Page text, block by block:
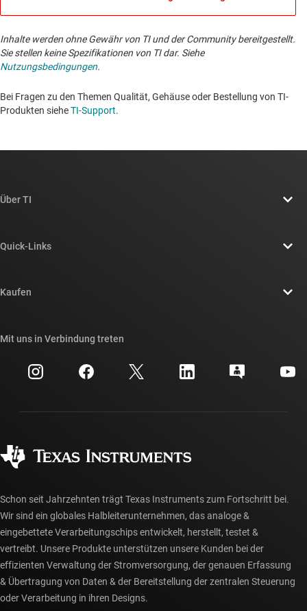
Inhalte werden ohne Gewähr von TI und der Community bereitgestellt.
Sie stellen keine Spezifikationen von TI dar. Siehe
Nutzungsbedingungen.
Bei Fragen zu den Themen Qualität, Gehäuse oder Bestellung von TI-
Produkten sieheTI-Support. ​​​​​​​​​​​​​​
Über TI
Newsroom
Investorenbeziehungen
Fertigung
Quick-Links
Querverweis-Suche
Kundensupportzentrum
myTI-Konto FAQs
Kaufen
Häufig gestellte Fragen zu Bestellungen
Mit uns in Verbindung treten
Schon seit Jahrzehnten trägt Texas Instruments zum Fortschritt bei.
Wir sind ein globales Halbleiterunternehmen, das analoge &
eingebettete Verarbeitungschips entwickelt, herstellt, testet &
vertreibt. Unsere Produkte unterstützen unsere Kunden bei der
effizienten Verwaltung der Stromversorgung, der genauen Erfassung
& Übertragung von Daten & der Bereitstellung der zentralen Steuerung
oder Verarbeitung in ihren Designs.